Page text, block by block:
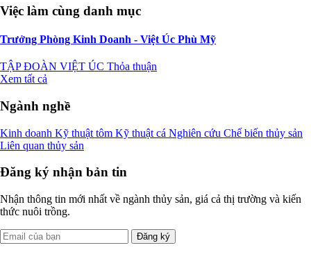
Việc làm cùng danh mục
Trưởng Phòng Kinh Doanh - Việt Úc Phù Mỹ
TẬP ĐOÀN VIỆT ÚC Thỏa thuận
Xem tất cả
Ngành nghề
Kinh doanh Kỹ thuật tôm Kỹ thuật cá Nghiên cứu Chế biến thủy sản
Liên quan thủy sản
Đăng ký nhận bản tin
Nhận thông tin mới nhất về ngành thủy sản, giá cả thị trường và kiến
thức nuôi trồng.
Đăng ký